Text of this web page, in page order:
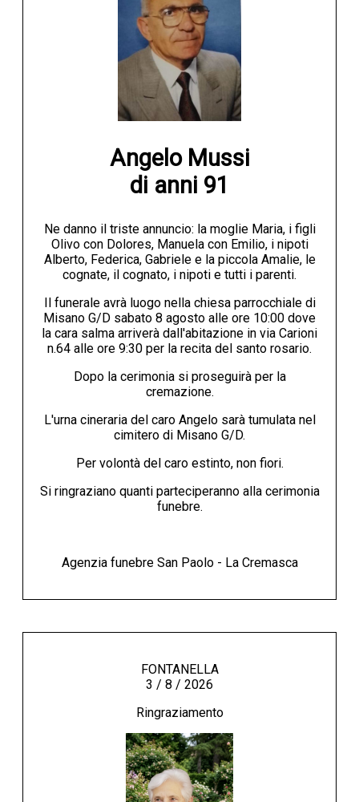
Angelo Mussi
di anni 91
Ne danno il triste annuncio: la moglie Maria, i figli
Olivo con Dolores, Manuela con Emilio, i nipoti
Alberto, Federica, Gabriele e la piccola Amalie, le
cognate, il cognato, i nipoti e tutti i parenti.
Il funerale avrà luogo nella chiesa parrocchiale di
Misano G/D sabato 8 agosto alle ore 10:00 dove
la cara salma arriverà dall'abitazione in via Carioni
n.64 alle ore 9:30 per la recita del santo rosario.
Dopo la cerimonia si proseguirà per la
cremazione.
L'urna cineraria del caro Angelo sarà tumulata nel
cimitero di Misano G/D.
Per volontà del caro estinto, non fiori.
Si ringraziano quanti parteciperanno alla cerimonia
funebre.
Agenzia funebre San Paolo - La Cremasca
FONTANELLA
3 / 8 / 2026
Ringraziamento